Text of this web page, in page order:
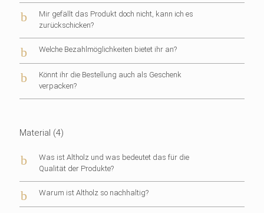
b
Mir gefällt das Produkt doch nicht, kann ich es
zurückschicken?
b Welche Bezahlmöglichkeiten bietet ihr an?
b
Könnt ihr die Bestellung auch als Geschenk
verpacken?
Material (4)
b
Was ist Altholz und was bedeutet das für die
Qualität der Produkte?
b Warum ist Altholz so nachhaltig?